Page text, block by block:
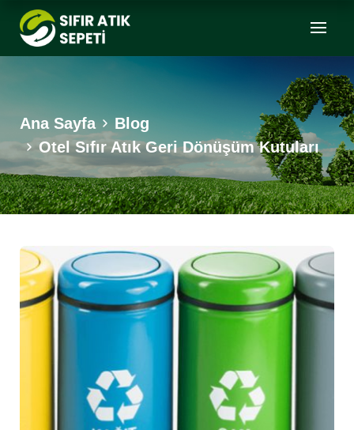
Ana Sayfa
Blog
Otel Sıfır Atık Geri Dönüşüm Kutuları